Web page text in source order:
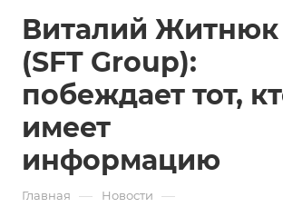
Виталий Житнюк
(SFT Group):
побеждает тот,
имеет
информацию
Главная — Новости —